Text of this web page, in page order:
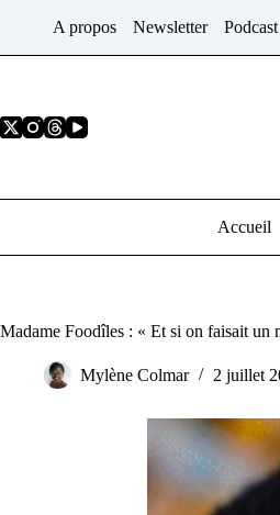
A propos Newsletter Podcast
Accueil
Madame Foodîles : « Et si on faisait un
Mylène Colmar 2 juillet